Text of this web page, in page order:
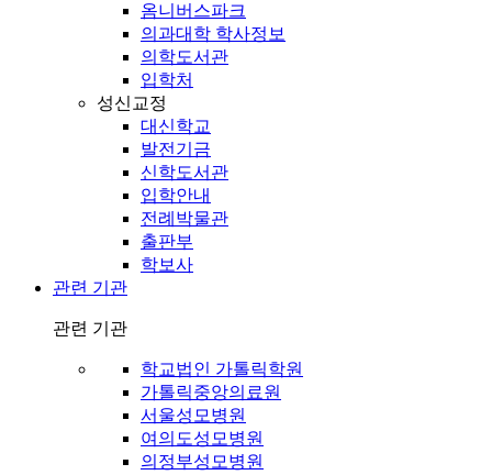
옴니버스파크
의과대학 학사정보
의학도서관
입학처
성신교정
대신학교
발전기금
신학도서관
입학안내
전례박물관
출판부
학보사
관련 기관
관련 기관
학교법인 가톨릭학원
가톨릭중앙의료원
서울성모병원
여의도성모병원
의정부성모병원